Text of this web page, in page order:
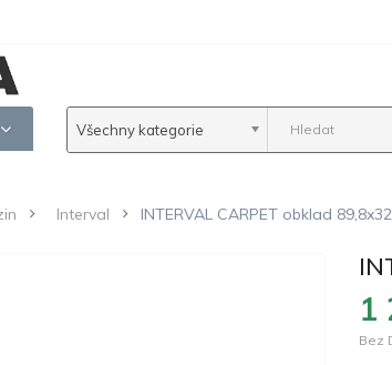
Všechny kategorie
Interval INTERVAL CARPET obklad
1
Bez